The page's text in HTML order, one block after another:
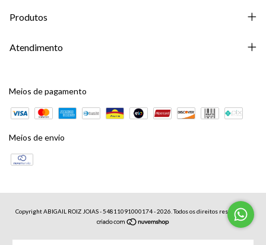
Produtos
Atendimento
Meios de pagamento
Meios de envio
Copyright ABIGAIL ROIZ JOIAS - 54811091000174 - 2026. Todos os direitos reservados.